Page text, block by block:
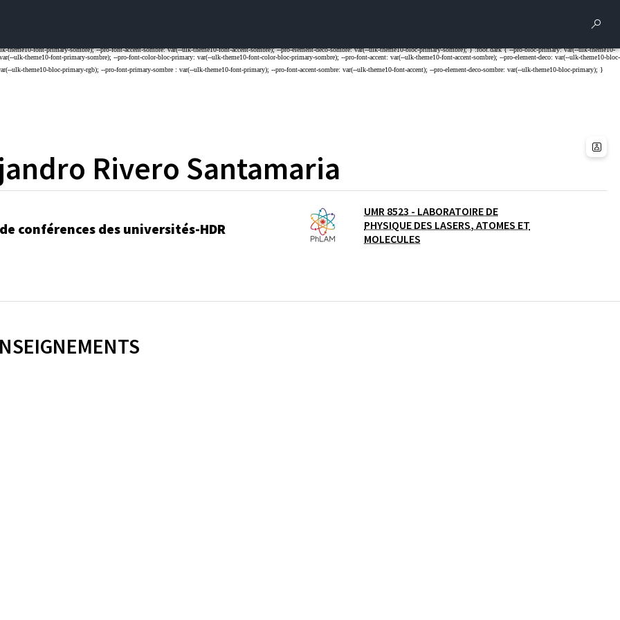
Rivero Santamaria
conférences des universités-HDR
UMR 8523 - LABORATOIRE DE
PHYSIQUE DES LASERS, ATOMES ET
MOLECULES